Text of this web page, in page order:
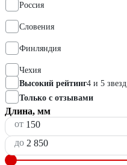
Россия
Словения
Финляндия
Чехия
Высокий рейтинг4 и 5 звезд
Только с отзывами
Длина, мм
от
до